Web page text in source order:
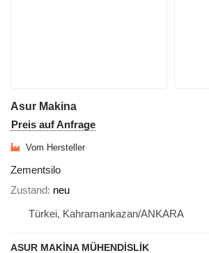
Asur Makina
Preis auf Anfrage
Vom Hersteller
Zementsilo
Zustand neu
Türkei, Kahramankazan/ANKARA
ASUR MAKİNA MÜHENDİSLİK